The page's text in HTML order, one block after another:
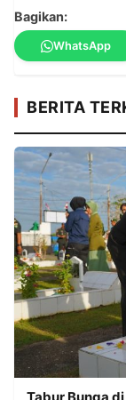
Bagikan:
WhatsApp
BERITA